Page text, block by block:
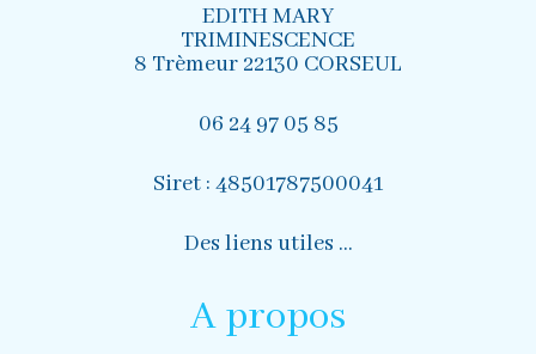
EDITH MARY
TRIMINESCENCE
8 Trèmeur 22130 CORSEUL
06 24 97 05 85
Siret : 48501787500041
Des liens utiles …
A propos